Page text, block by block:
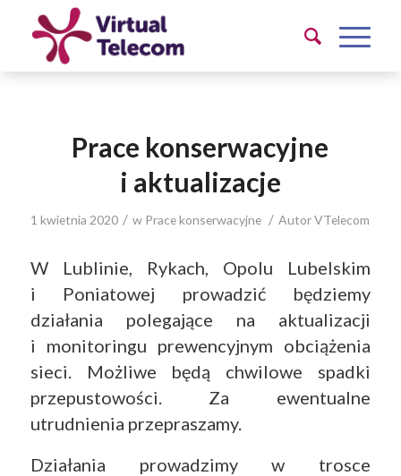
Prace konserwacyjne
i aktualizacje
1 kwietnia 2020 / w Prace konserwacyjne / AutorVTelecom
W Lublinie, Rykach, Opolu Lubelskim
i Poniatowej prowadzić będziemy
działania polegające na aktualizacji
i monitoringu prewencyjnym obciążenia
sieci. Możliwe będą chwilowe spadki
przepustowości. Za ewentualne
utrudnienia przepraszamy.
Działania prowadzimy w trosce